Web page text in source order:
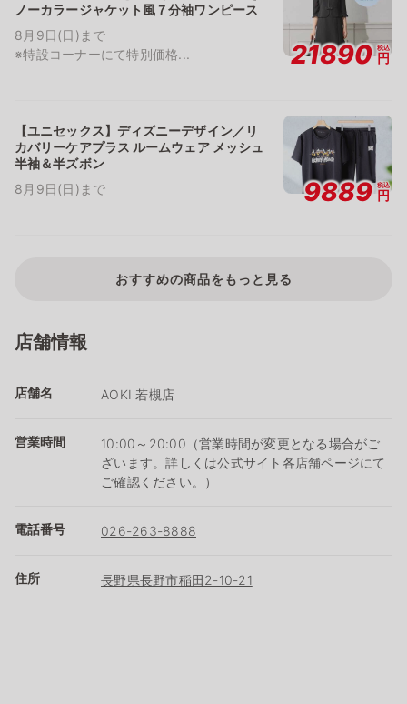
ノーカラージャケット風７分袖ワンピース
8月9日(日)まで
※特設コーナーにて特別価格...
21890 税込
円
【ユニセックス】ディズニーデザイン／リ
カバリーケアプラス ルームウェア メッシュ
半袖＆半ズボン
8月9日(日)まで
9889 税込
円
おすすめの商品をもっと見る
店舗情報
店舗名 AOKI 若槻店
営業時間
10:00～20:00（営業時間が変更となる場合がご
ざいます。詳しくは公式サイト各店舗ページにて
ご確認ください。）
電話番号 026-263-8888
住所 長野県長野市稲田2-10-21